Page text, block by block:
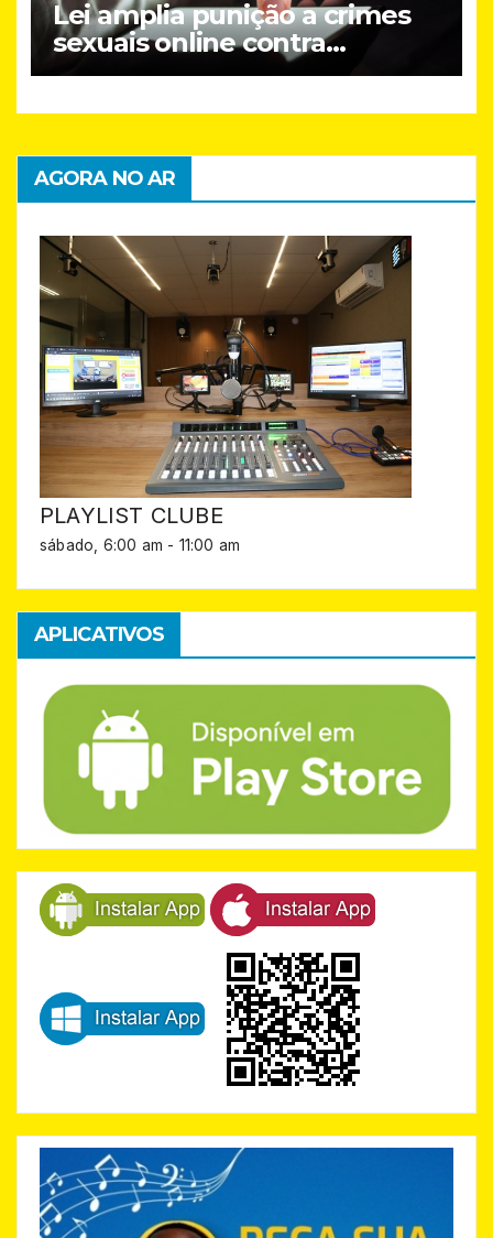
Lei amplia punição a crimes
sexuais online contra
crianças; entenda
AGORA NO AR
PLAYLIST CLUBE
sábado, 6:00 am - 11:00 am
APLICATIVOS